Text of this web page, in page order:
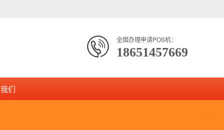
全国办理申请POS机：
18651457669
们